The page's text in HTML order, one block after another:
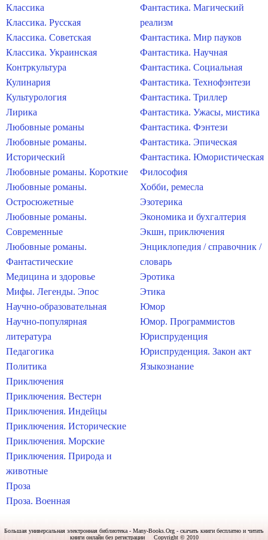
Классика
Классика. Русская
Классика. Советская
Классика. Украинская
Контркультура
Кулинария
Культурология
Лирика
Любовные романы
Любовные романы.
Исторический
Любовные романы. Короткие
Любовные романы.
Остросюжетные
Любовные романы.
Современные
Любовные романы.
Фантастические
Медицина и здоровье
Мифы. Легенды. Эпос
Научно-образовательная
Научно-популярная
литература
Педагогика
Политика
Приключения
Приключения. Вестерн
Приключения. Индейцы
Приключения. Исторические
Приключения. Морские
Приключения. Природа и
животные
Проза
Проза. Военная
Фантастика. Магический
реализм
Фантастика. Мир пауков
Фантастика. Научная
Фантастика. Социальная
Фантастика. Технофэнтези
Фантастика. Триллер
Фантастика. Ужасы, мистика
Фантастика. Фэнтези
Фантастика. Эпическая
Фантастика. Юмористическая
Философия
Хобби, ремесла
Эзотерика
Экономика и бухгалтерия
Экшн, приключения
Энциклопедия / справочник /
словарь
Эротика
Этика
Юмор
Юмор. Программистов
Юриспруденция
Юриспруденция. Закон акт
Языкознание
Большая универсальная электронная библиотека - Many-Books.Org - скачать книги бесплатно и читать
книги онлайн без регистрации Copyright © 2010